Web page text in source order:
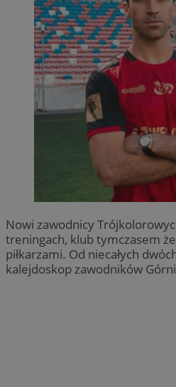
Nowi zawodnicy
treningach, klub tymczasem
piłkarzami. Od niecałych
kalejdoskop zawodników